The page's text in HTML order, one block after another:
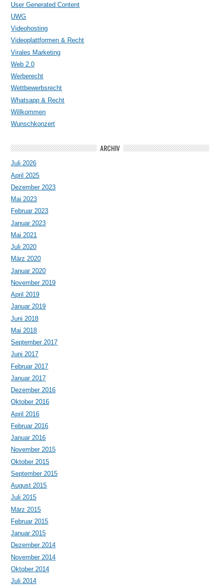
User Generated Content
UWG
Videohosting
Videoplattformen & Recht
Virales Marketing
Web 2.0
Werberecht
Wettbewerbsrecht
Whatsapp & Recht
Willkommen
Wunschkonzert
ARCHIV
Juli 2026
April 2025
Dezember 2023
Mai 2023
Februar 2023
Januar 2023
Mai 2021
Juli 2020
März 2020
Januar 2020
November 2019
April 2019
Januar 2019
Juni 2018
Mai 2018
September 2017
Juni 2017
Februar 2017
Januar 2017
Dezember 2016
Oktober 2016
April 2016
Februar 2016
Januar 2016
November 2015
Oktober 2015
September 2015
August 2015
Juli 2015
März 2015
Februar 2015
Januar 2015
Dezember 2014
November 2014
Oktober 2014
Juli 2014